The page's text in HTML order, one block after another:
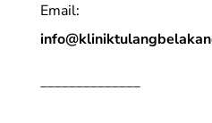
Email:
______________